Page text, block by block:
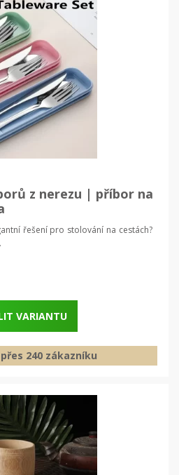
z nerezu | příbor na
řešení pro stolování na cestách?
VARIANTU
240 zákazníku